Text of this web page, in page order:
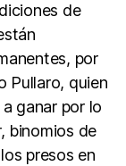
de
por
Pullaro, quien
ganar por lo
binomios de
presos en